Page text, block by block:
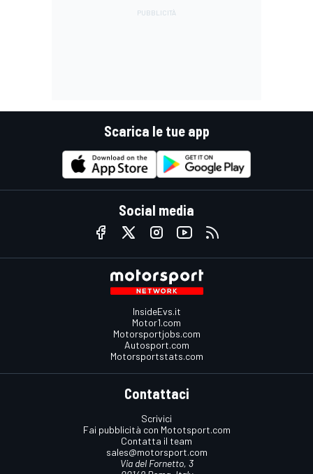
Scarica le tue app
Social media
InsideEvs.it
Motor1.com
Motorsportjobs.com
Autosport.com
Motorsportstats.com
Contattaci
Scrivici
Fai pubblicità con Mototsport.com
Contatta il team
sales@motorsport.com
Via del Fornetto, 3